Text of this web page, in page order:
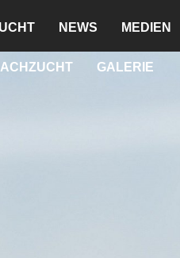
NEWS MEDIEN
GALERIE